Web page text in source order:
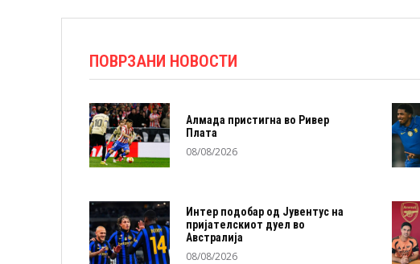
ПОВРЗАНИ НОВОСТИ
Алмада пристигна во Ривер
Плата
08/08/2026
Интер подобар од Јувентус на
пријателскиот дуел во
Австралија
08/08/2026